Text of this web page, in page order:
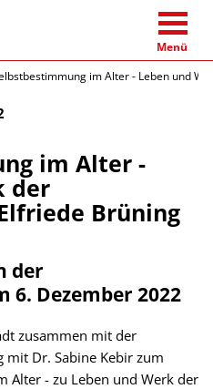
Menü
im Alter - Leben und
im Alter -
der
Brüning
der
6. Dezember 2022
zusammen mit der
mit Dr. Sabine Kebir zum
Alter - zu Leben und Werk der